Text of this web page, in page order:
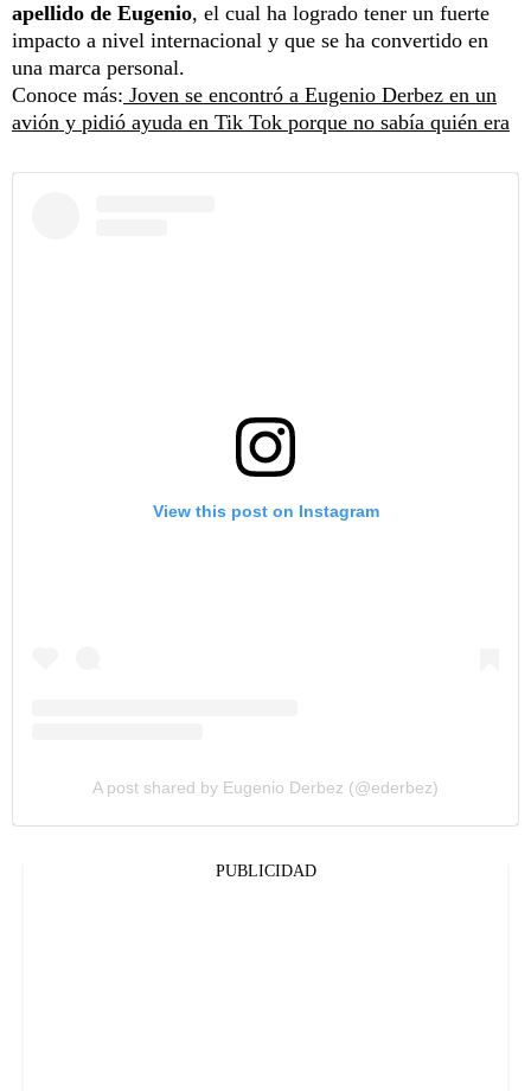
apellido de Eugenio, el cual ha logrado tener un fuerte
impacto a nivel internacional y que se ha convertido en
una marca personal.
Conoce más: Joven se encontró a Eugenio Derbez en un
avión y pidió ayuda en Tik Tok porque no sabía quién era
View this post on Instagram
A post shared by Eugenio Derbez (@ederbez)
PUBLICIDAD